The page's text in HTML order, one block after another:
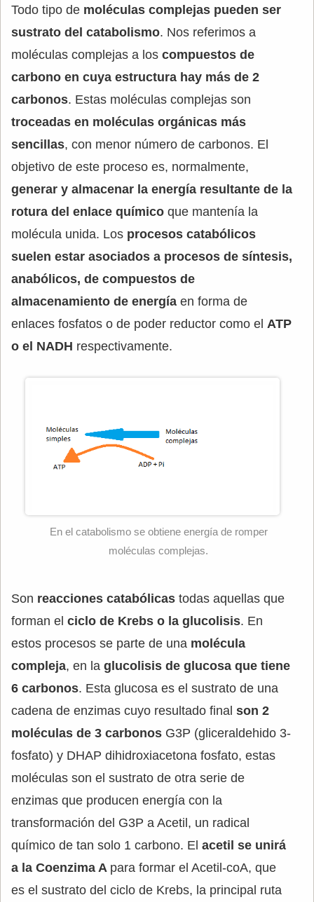
Todo tipo de moléculas complejas pueden ser
sustrato del catabolismo. Nos referimos a
moléculas complejas a los compuestos de
carbono en cuya estructura hay más de 2
carbonos. Estas moléculas complejas son
troceadas en moléculas orgánicas más
sencillas, con menor número de carbonos. El
objetivo de este proceso es, normalmente,
generar y almacenar la energía resultante de la
rotura del enlace químico que mantenía la
molécula unida. Los procesos catabólicos
suelen estar asociados a procesos de síntesis,
anabólicos, de compuestos de
almacenamiento de energía en forma de
enlaces fosfatos o de poder reductor como el ATP
o el NADH respectivamente.
En el catabolismo se obtiene energía de romper
moléculas complejas.
Son reacciones catabólicas todas aquellas que
forman el ciclo de Krebs o la glucolisis. En
estos procesos se parte de una molécula
compleja, en la glucolisis de glucosa que tiene
6 carbonos. Esta glucosa es el sustrato de una
cadena de enzimas cuyo resultado final son 2
moléculas de 3 carbonos G3P (gliceraldehido 3-
fosfato) y DHAP dihidroxiacetona fosfato, estas
moléculas son el sustrato de otra serie de
enzimas que producen energía con la
transformación del G3P a Acetil, un radical
químico de tan solo 1 carbono. El acetil se unirá
a la Coenzima A para formar el Acetil-coA, que
es el sustrato del ciclo de Krebs, la principal ruta